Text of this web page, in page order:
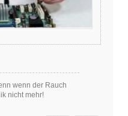
wenn der Rauch
nicht mehr!